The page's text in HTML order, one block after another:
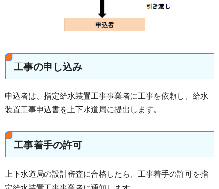
工事の申し込み
申込者は、指定給水装置工事事業者に工事を依頼し、給水
装置工事申込書を上下水道局に提出します。
工事着手の許可
上下水道局の設計審査に合格したら、工事着手の許可を指